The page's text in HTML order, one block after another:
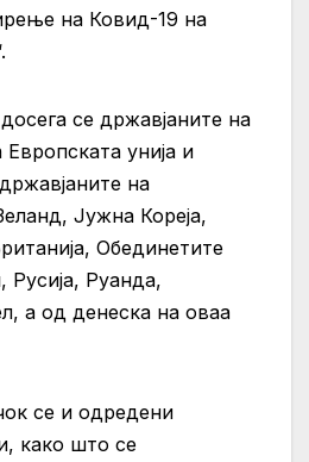
на Ковид-19 на
се државјаните на
Европската унија и
на
Јужна Кореја,
Обединетите
Руанда,
а од денеска на оваа
се и одредени
како што се